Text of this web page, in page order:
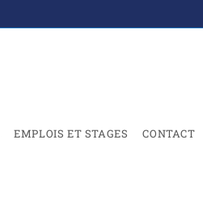
EMPLOIS ET STAGES CONTACT